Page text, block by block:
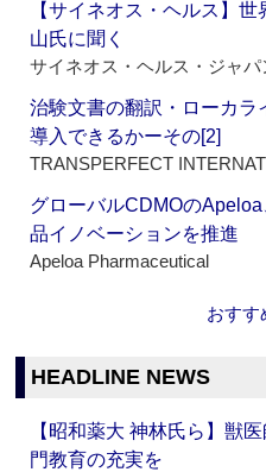
【サイネオス・ヘルス】
山氏に聞く
サイネオス・ヘルス・ジャパ
治験文書の翻訳・ローカラ
導入できるかーその[2]
TRANSPERFECT
グローバルCDMOの
品イノベーションを推進
Apeloa Pharmaceutical
おすす
HEADLINE NEWS
【昭和薬大 神林氏ら】獣
門教育の充実を